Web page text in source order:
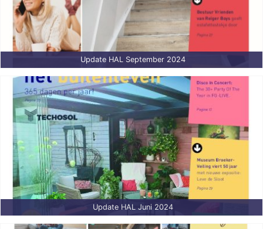
Update HAL September 2024
Update HAL Juni 2024